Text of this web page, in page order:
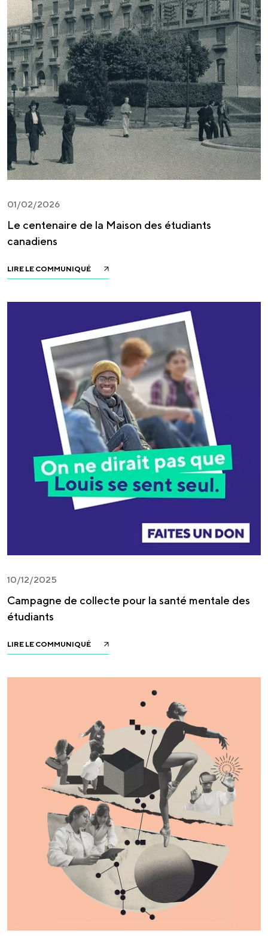
01/02/2026
Le centenaire de la Maison des étudiants
canadiens
LIRE LE COMMUNIQUÉ
10/12/2025
Campagne de collecte pour la santé mentale des
étudiants
LIRE LE COMMUNIQUÉ